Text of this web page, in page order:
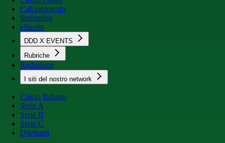
Calciomercato
Streaming
eSports
DDD X EVENTS
Rubriche
Redazione
I siti del nostro network
Calcio Italiano
Serie A
Serie B
Serie C
Dilettanti